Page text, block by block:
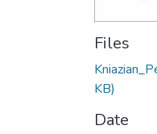
Files
KB)
Date